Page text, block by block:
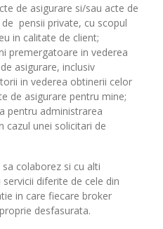
de asigurare si/sau acte de
pensii private, cu scopul
in calitate de client;
premergatoare in vederea
asigurare, inclusiv
in vederea obtinerii celor
de asigurare pentru mine;
pentru administrarea
cazul unei solicitari de
colaborez si cu alti
diferite de cele din
in care fiecare broker
desfasurata.